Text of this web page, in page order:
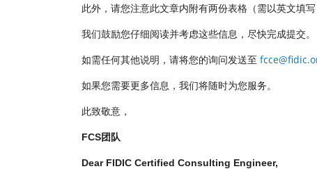
此外，请您注意此文章内附有两份表格（需以英文填
我们鼓励您仔细阅读并考虑这些信息，尽快完成提交。
如需任何其他说明，请将您的询问发送至
如果您需要更多信息，我们将随时为您服务。
此致敬意，
FCS团队
Dear FIDIC Certified Consulting Engineer,